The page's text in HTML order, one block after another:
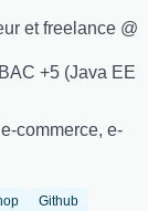
et freelance @
+5 (Java EE
commerce, e-
Github